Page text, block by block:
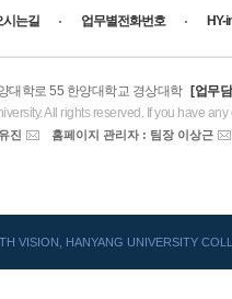
시는길 업무별전화번호 HY-
대학로 55 한양대학교 경상대학
[업무
All rights reserved. If you have any
진 홈페이지 관리자 : 팀장 이상근
VISION, HANYANG UNIVERSITY